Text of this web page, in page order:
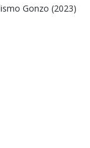
Gonzo (2023)